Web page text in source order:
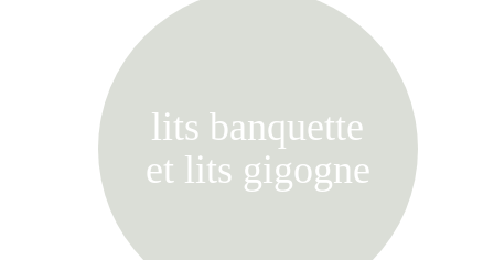
lits banquette
et lits gigogne